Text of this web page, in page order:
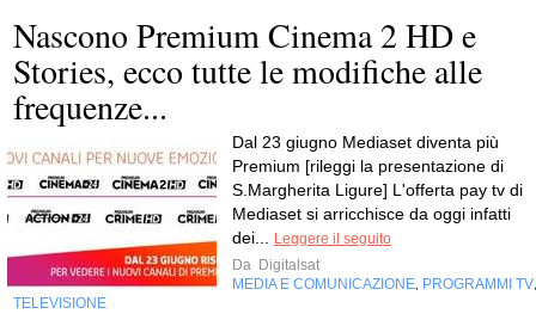
Nascono Premium Cinema 2 HD e
Stories, ecco tutte le modifiche alle
frequenze...
Dal 23 giugno Mediaset diventa più
Premium [rileggi la presentazione di
S.Margherita Ligure] L'offerta pay tv di
Mediaset si arricchisce da oggi infatti
dei... Leggere il seguito
Da Digitalsat
MEDIA E COMUNICAZIONE, PROGRAMMI TV,
TELEVISIONE